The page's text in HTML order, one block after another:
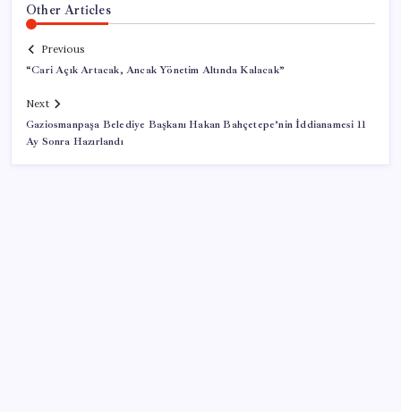
Other Articles
Previous
“Cari Açık Artacak, Ancak Yönetim Altında Kalacak”
Next
Gaziosmanpaşa Belediye Başkanı Hakan Bahçetepe’nin İddianamesi 11
Ay Sonra Hazırlandı